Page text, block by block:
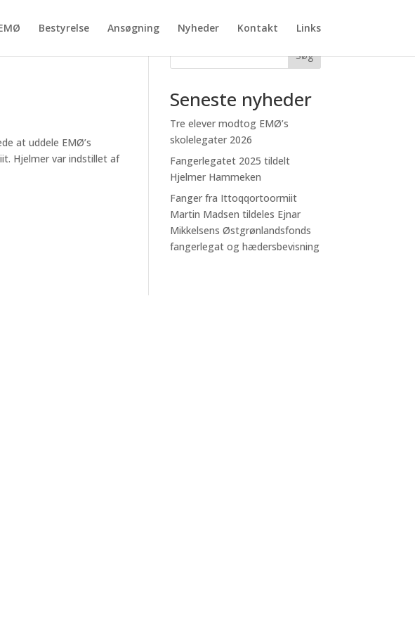
Bestyrelse Ansøgning Nyheder Kontakt Links
at uddele EMØ’s
Hjelmer var indstillet af
Søg
Seneste nyheder
Tre elever modtog EMØ’s
skolelegater 2026
Fangerlegatet 2025 tildelt
Hjelmer Hammeken
Fanger fra Ittoqqortoormiit
Martin Madsen tildeles Ejnar
Mikkelsens Østgrønlandsfonds
fangerlegat og hædersbevisning